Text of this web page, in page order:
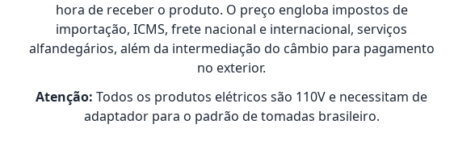
hora de receber o produto. O preço engloba impostos de
importação, ICMS, frete nacional e internacional, serviços
alfandegários, além da intermediação do câmbio para pagamento
no exterior.
Atenção: Todos os produtos elétricos são 110V e necessitam de
adaptador para o padrão de tomadas brasileiro.